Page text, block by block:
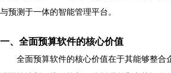
与预测于一体的智能管理平台。
一、全面预算软件的核心价值
全面预算软件的核心价值在于其能够整合